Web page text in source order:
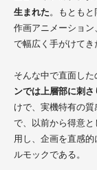
生まれた。もともと
作画アニメーショ
で幅広く手がけてき
そんな中で直面した
ンでは上層部に刺
けで、実機特有の
で、以前から得意
用し、企画を直感
ルモックである。